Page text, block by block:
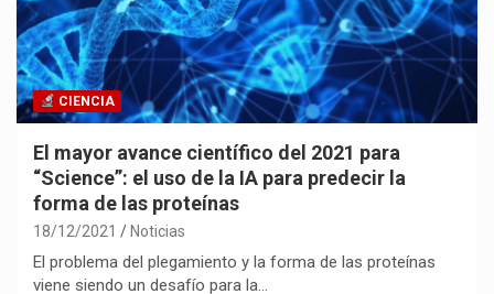
CIENCIA
El mayor avance científico del 2021 para
“Science”: el uso de la IA para predecir la
forma de las proteínas
18/12/2021 Noticias
El problema del plegamiento y la forma de las proteínas
viene siendo un desafío para la…